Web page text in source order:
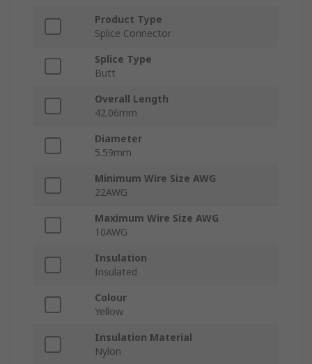
Product Type
Splice Connector
Splice Type
Butt
Overall Length
42.06mm
Diameter
5.59mm
Minimum Wire Size AWG
22AWG
Maximum Wire Size AWG
10AWG
Insulation
Insulated
Colour
Yellow
Insulation Material
Nylon